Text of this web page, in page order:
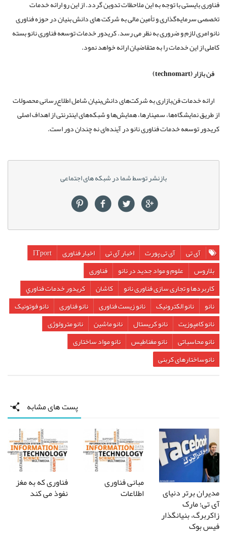
فناوری بایستی با توجه به این ملاحظات تدوین گردد. از این رو ارائه خدمات
تخصصی سرمایه‌گذاری و تأمین مالی به شرکت های دانش بنیان در حوزه فناوری
نانو امری لازم و ضروری به نظر می رسد. کریدور خدمات توسعه فناوری نانو بسته
کاملی از این خدمات را به متقاضیان ارائه خواهد نمود.
فن بازار (technomart)
ارائه خدمات فن‌بازاری به شرکت‌های دانش‌بنیان شامل اطلاع‌رسانی محصولات
از طریق نمایشگاه‌ها، سمینارها، همایش‌ها و شبکه‌های اینترنتی از اهداف اصلی
کریدور توسعه خدمات فناوری نانو در آینده‌ای نه چندان دور است.
بازنشر توسط شما در شبکه های اجتماعی
آی تی آی تی پورت اخبار آی تی اخبار فناوری
ITport
بلاروس
علوم و مواد جدید در نانو
فناوری
کاربردها و تجاری سازی فناوری نانو
کاشان
کريدور خدمات فناوري
نانو
نانو الکترونیک نانو زیست فناوری نانو فناوری
نانو فوتونیک
نانو کامپوزیت
نانو کریستال نانو ماشین
نانو مترولوژی
نانو محاسباتی
نانو مغناطیس
نانو مواد ساختاری
نانوساختارهای کربنی
پست های مشابه
مدیران بر‌تر دنیای
آی تی؛ مارک
زاکربرگ، بنیانگذار
فیس بوک
مبانی فناوری
اطلاعات
فناوری که به مغز
نفوذ می کند